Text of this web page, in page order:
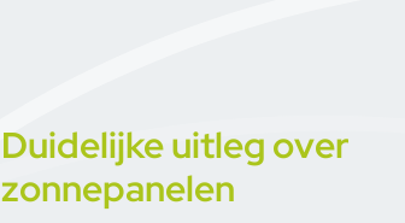
Duidelijke uitleg over
zonnepanelen